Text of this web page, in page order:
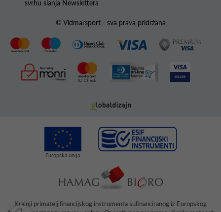
svrhu slanja Newslettera
© Vidmarsport - sva prava pridržana
Krajnji primatelj ﬁnancijskog instrumenta suﬁnanciranog iz Europskog